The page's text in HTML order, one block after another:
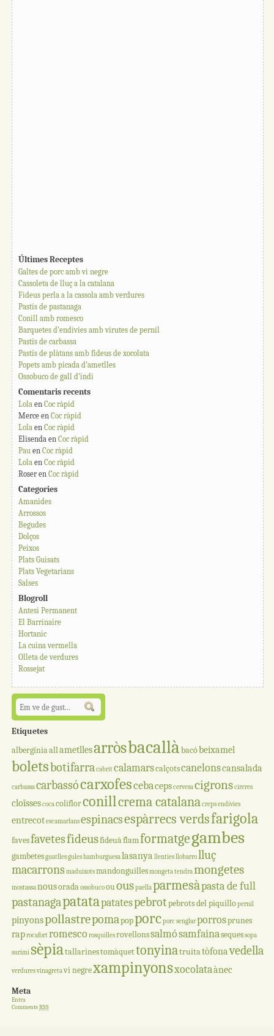
Últimes Receptes
Galtes de porc amb vi negre
Cassoleta de lluç a la catalana
Fideus perla a la cassola amb verdures
Pastís de pastanaga
Conill amb romesco
Barquetes d’endívies amb virutes de pernil
Pastís de carbassa
Pastís de plàtans amb fideus de xocolata
Popets amb picada d’ametlles
Ossobuco de gall d’indi
Comentaris recents
Lola en Coc ràpid
Merce en Coc ràpid
Lola en Coc ràpid
Elisenda en Coc ràpid
Pau en Coc ràpid
Lola en Coc ràpid
Roser en Coc ràpid
Categories
Amanides
Arrossos
Begudes
Dolços
Peixos
Plats Guisats
Plats Vegetarians
Salses
Blogroll
Antesi Permanent
El Barrinaire
Hortanic
La cuina vermella
Olleta de verdures
Rossejat
Etiquetes
albergíniaallametllesarròsbacallà bacóbeixamel
boletsbotifarracabritcalamarscalçotscanelonscansalada
carbassacarbassócarxofescebacepscervesacigronscireres
cloïssescocacoliflorconillcrema catalanacrepsendívies
entrecotescamarlansespinacsespàrrecs verdsfarigola
favesfavetesfideusfideuàflamformatgegambes
gambetesguatllesguleshamburguesalasanya llentiesllobarrolluç
macarronsmaduixotsmandonguillesmongeta tendramongetes
mostassanousoradaossobucoououspaellaparmesàpasta de full
pastanagapatatapatatespebrot pebrots del piquillopernil
pinyonspollastrepomapopporcporc senglarporrosprunes
raprocafortromesco rosquillesrovellonssalmósamfainasequessopa
surimi sèpiatallarinestomàquettonyinatruitatòfonavedella
verduresvinagretavi negrexampinyonsxocolataànec
Meta
Entra
CommentsRSS